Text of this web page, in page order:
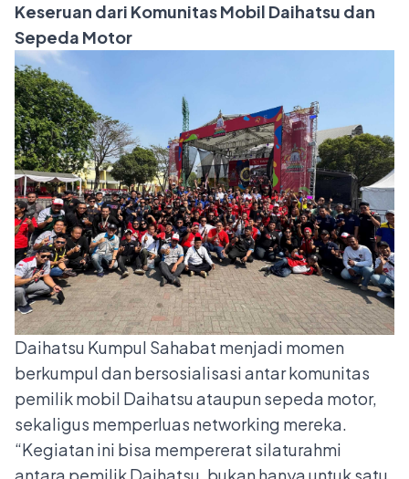
Keseruan dari Komunitas Mobil Daihatsu dan
Sepeda Motor
Daihatsu Kumpul Sahabat menjadi momen
berkumpul dan bersosialisasi antar komunitas
pemilik mobil Daihatsu ataupun sepeda motor,
sekaligus memperluas networking mereka.
“Kegiatan ini bisa mempererat silaturahmi